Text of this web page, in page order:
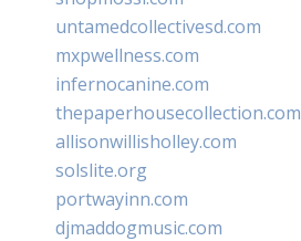
untamedcollectivesd.com
mxpwellness.com
infernocanine.com
thepaperhousecollection.com
allisonwillisholley.com
solslite.org
portwayinn.com
djmaddogmusic.com